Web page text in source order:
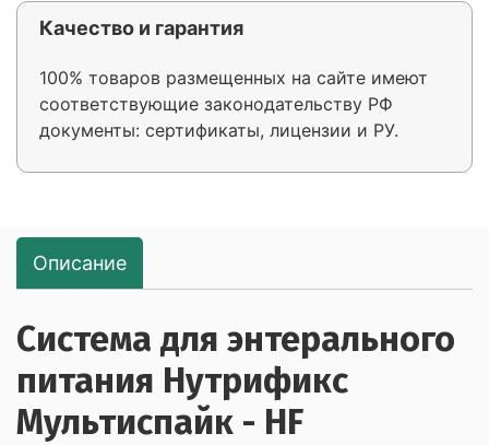
Качество и гарантия
100% товаров размещенных на сайте имеют
соответствующие законодательству РФ
документы: сертификаты, лицензии и РУ.
Описание
Система для энтерального
питания Нутрификс
Мультиспайк - HF